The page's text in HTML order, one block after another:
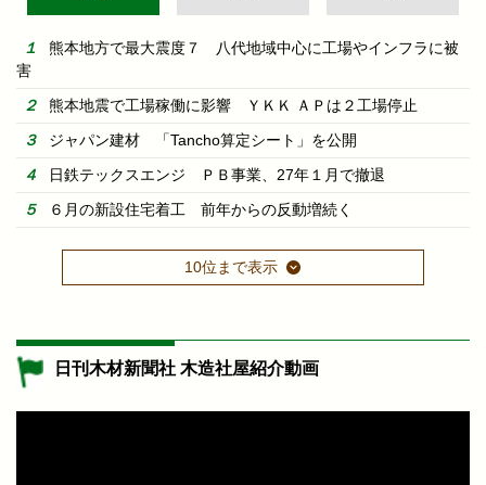
熊本地方で最大震度７ 八代地域中心に工場やインフラに被
害
熊本地震で工場稼働に影響 ＹＫＫ ＡＰは２工場停止
ジャパン建材 「Tancho算定シート」を公開
日鉄テックスエンジ ＰＢ事業、27年１月で撤退
６月の新設住宅着工 前年からの反動増続く
10位まで表示
日刊木材新聞社 木造社屋紹介動画